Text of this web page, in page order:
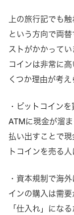
上の旅行記でも
という方向で両
ストがかかって
コインは非常に
くつか理由が考え
・ビットコイン
ATMに現金が溜
払い出すことで
トコインを売る
・資本規制で海
インの購入は需
「仕入れ」にな